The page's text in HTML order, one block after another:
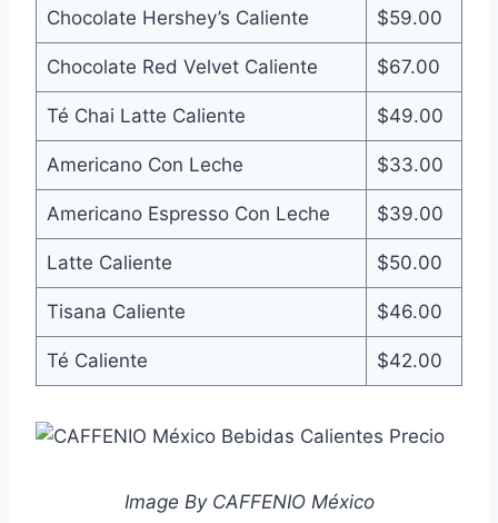
Chocolate Hershey’s Caliente $59.00
Chocolate Red Velvet Caliente $67.00
Té Chai Latte Caliente $49.00
Americano Con Leche $33.00
Americano Espresso Con Leche $39.00
Latte Caliente $50.00
Tisana Caliente $46.00
Té Caliente $42.00
Image By CAFFENIO México